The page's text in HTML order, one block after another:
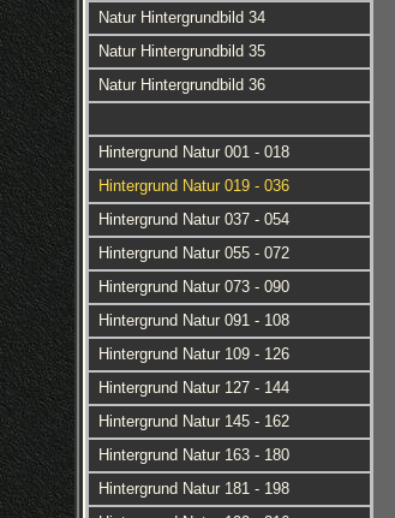
Natur Hintergrundbild 34
Natur Hintergrundbild 35
Natur Hintergrundbild 36
Hintergrund Natur 001 - 018
Hintergrund Natur 019 - 036
Hintergrund Natur 037 - 054
Hintergrund Natur 055 - 072
Hintergrund Natur 073 - 090
Hintergrund Natur 091 - 108
Hintergrund Natur 109 - 126
Hintergrund Natur 127 - 144
Hintergrund Natur 145 - 162
Hintergrund Natur 163 - 180
Hintergrund Natur 181 - 198